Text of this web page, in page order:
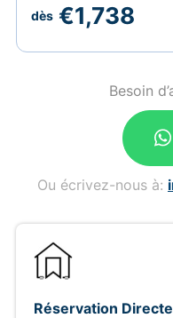
dès €1,738
Besoin
Ou écrivez-nous à:
Réservation Directe